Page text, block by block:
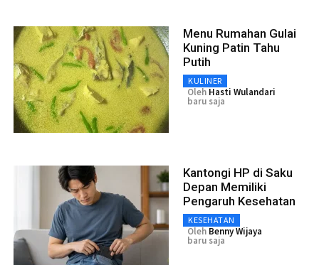
Menu Rumahan Gulai
Kuning Patin Tahu
Putih
KULINER
Oleh Hasti Wulandari
baru saja
Kantongi HP di Saku
Depan Memiliki
Pengaruh Kesehatan
KESEHATAN
Oleh Benny Wijaya
baru saja